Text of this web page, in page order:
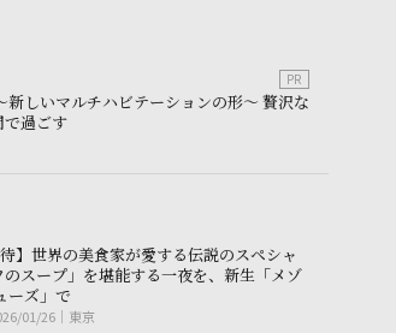
Real estate
PR
新しいマルチハビテーシ ョ ンの形～ 贅沢な
で過ごすNOT A HOTEL ～新しいマルチハビテーショ
ジアンクルーズ｜AMAN VOYAGE by AMANDIRA
待】 世界の美食家が愛する伝説のスペシャ
のスープ」 を堪能する一夜を、 新生「メ ゾ
ーズ 」 で【5組10名様ご招待】世界の美食家が愛する
26/01/26日程2026/01/13 ~ 2026/01/26
東京東京